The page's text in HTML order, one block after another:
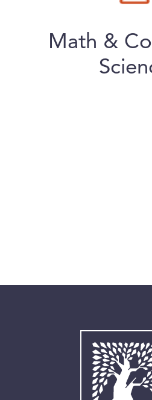
Math &